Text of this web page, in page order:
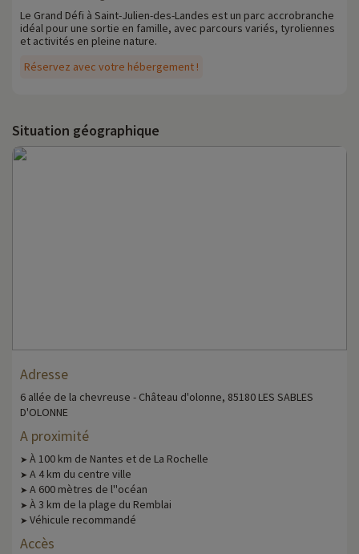
Réservez avec votre hébergement !
Le Grand Défi à Saint-Julien-des-Landes est un parc accrobranche
idéal pour une sortie en famille, avec parcours variés, tyroliennes
et activités en pleine nature.
Situation géographique
Adresse
6 allée de la chevreuse - Château d'olonne, 85180 LES SABLES
D'OLONNE
A proximité
➤ À 100 km de Nantes et de La Rochelle
➤ A 4 km du centre ville
➤ A 600 mètres de l''océan
➤ À 3 km de la plage du Remblai
➤ Véhicule recommandé
Accès